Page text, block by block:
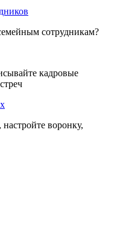
сотрудникам?
кадровые
воронку,